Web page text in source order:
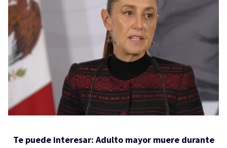
Te puede interesar: Adulto mayor muere durante